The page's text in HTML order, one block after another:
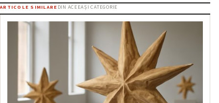
ARTICOLE SIMILARE DIN ACEEAȘI CATEGORIE